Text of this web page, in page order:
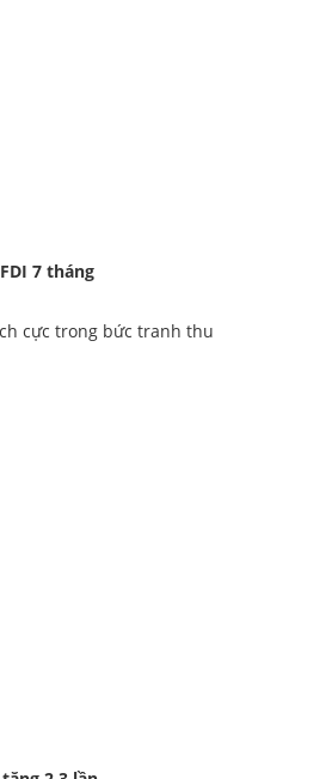
7 tháng
cực trong bức tranh thu